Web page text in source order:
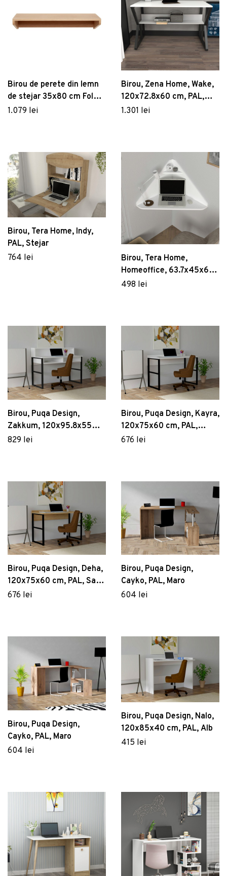
Birou de perete din lemn
de stejar 35x80 cm Folk –
Hübsch
1.079 lei
Birou, Zena Home, Wake,
120x72.8x60 cm, PAL,
Alb/Negru
1.301 lei
Birou, Tera Home, Indy,
PAL, Stejar
764 lei
Birou, Tera Home,
Homeoffice, 63.7x45x63.7
cm, PAL, Alb
498 lei
Birou, Puqa Design,
Zakkum, 120x95.8x55
cm, PAL, Alb/Negru
829 lei
Birou, Puqa Design, Kayra,
120x75x60 cm, PAL,
Alb/Negru
676 lei
Birou, Puqa Design, Deha,
120x75x60 cm, PAL, Safir
/ Negru
676 lei
Birou, Puqa Design,
Cayko, PAL, Maro
604 lei
Birou, Puqa Design,
Cayko, PAL, Maro
604 lei
Birou, Puqa Design, Nalo,
120x85x40 cm, PAL, Alb
415 lei